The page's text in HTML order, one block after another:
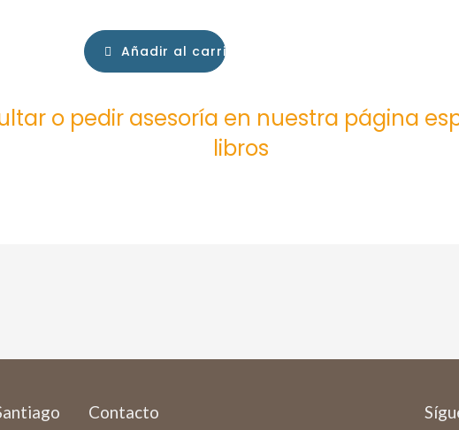
Añadir al carrito
o pedir asesoría en nuestra página
libros
Contacto